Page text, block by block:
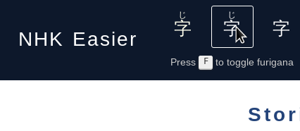
NHK Easier
Press F to toggle furigana